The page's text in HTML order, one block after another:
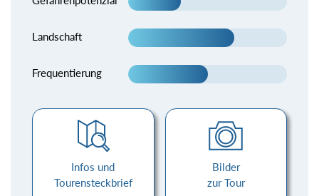
Landschaft
Frequentierung
Infos und
Tourensteckbrief
Bilder
zur Tour